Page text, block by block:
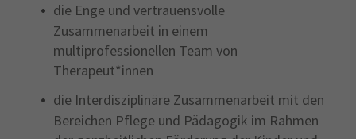
die Enge und vertrauensvolle
Zusammenarbeit in einem
multiprofessionellen Team von
Therapeut*innen
die Interdisziplinäre Zusammenarbeit mit den
Bereichen Pflege und Pädagogik im Rahmen